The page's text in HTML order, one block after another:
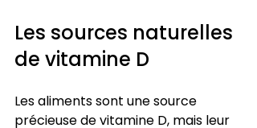
Les sources naturelles
de vitamine D
Les aliments sont une source
précieuse de vitamine D, mais leur